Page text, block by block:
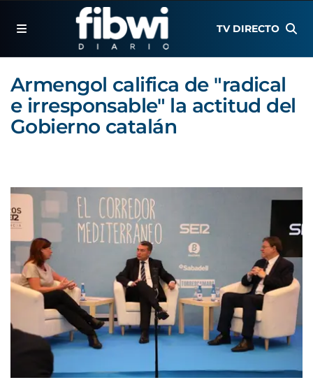
TV DIRECTO
Armengol califica de "radical
e irresponsable" la actitud del
Gobierno catalán